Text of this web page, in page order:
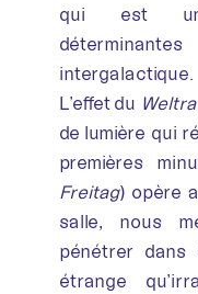
qui est
intergalactique.
L’effet du
de lumière qui
premières
Freitag) opère
salle, nous
pénétrer
étrange